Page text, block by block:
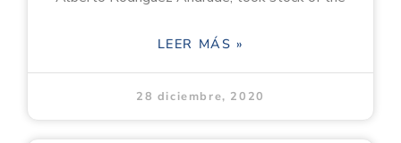
LEER MÁS »
28 diciembre, 2020